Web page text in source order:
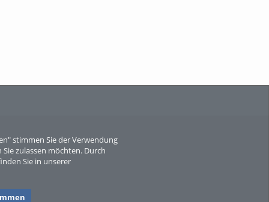
stimmen Sie der Verwendung
zulassen möchten. Durch
Sie in unserer